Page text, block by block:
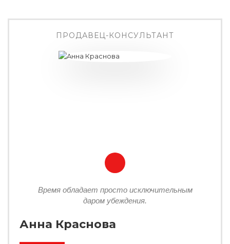
ПРОДАВЕЦ-КОНСУЛЬТАНТ
Время обладает просто исключительным
даром убеждения.
Анна Краснова